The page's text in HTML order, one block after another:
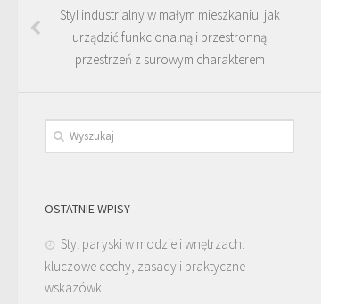
Styl industrialny w małym mieszkaniu: jak
urządzić funkcjonalną i przestronną
przestrzeń z surowym charakterem
OSTATNIE WPISY
Styl paryski w modzie i wnętrzach:
kluczowe cechy, zasady i praktyczne
wskazówki